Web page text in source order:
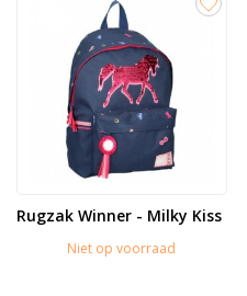
Rugzak Winner - Milky Kiss
Niet op voorraad